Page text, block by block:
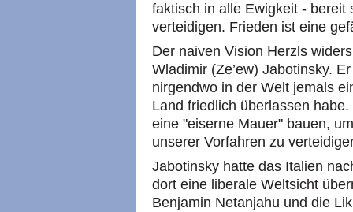
faktisch in alle Ewigkeit - bereit
verteidigen. Frieden ist eine
Der naiven Vision Herzls
Wladimir (Ze’ew) Jabotinsky.
nirgendwo in der Welt jemals
Land friedlich überlassen
eine "eiserne Mauer" bauen,
unserer Vorfahren zu
Jabotinsky hatte das Italien
dort eine liberale Weltsicht
Benjamin Netanjahu und die